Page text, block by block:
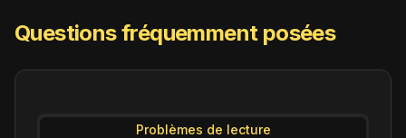
Questions fréquemment posées
Problèmes de lecture